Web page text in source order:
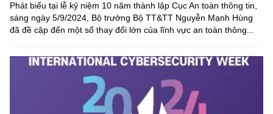
Phát biểu tại lễ kỷ niệm 10 năm thành lập Cục An toàn thông tin,
sáng ngày 5/9/2024, Bộ trưởng Bộ TT&TT Nguyễn Mạnh Hùng
đã đề cập đến một số thay đổi lớn của lĩnh vực an toàn thông...